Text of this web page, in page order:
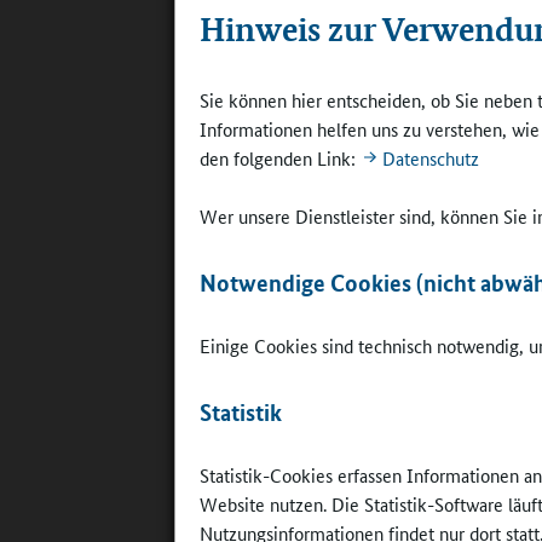
Hinweis zur
Sie können hier entscheiden, ob Sie
Informationen helfen uns zu verstehen,
den folgenden Link:
Datenschutz
Wer unsere Dienstleister sind, können Sie
Notwendige Cookies (nicht
Einige Cookies sind technisch notwendig,
Statistik
Statistik-Cookies erfassen Informationen
Website nutzen. Die Statistik-Software
Nutzungsinformationen findet nur dort
Aufgabe
sollen
vor
Mit
die